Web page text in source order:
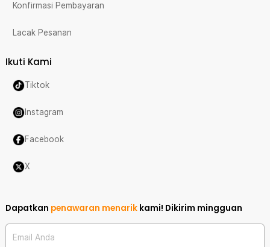
Konfirmasi Pembayaran
Lacak Pesanan
Ikuti Kami
Tiktok
Instagram
Facebook
X
Dapatkan penawaran menarik kami! Dikirim mingguan
Email Anda